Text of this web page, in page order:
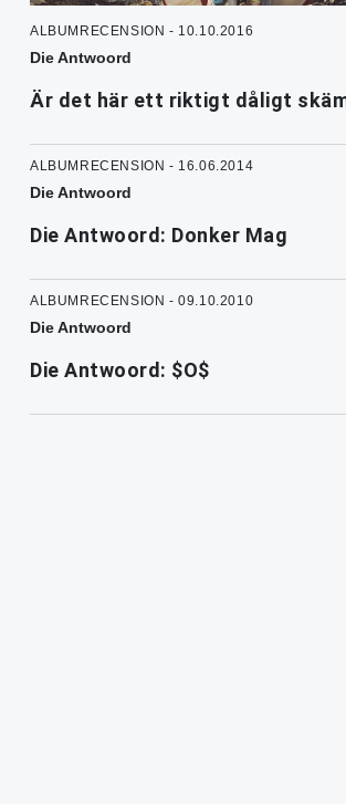
ALBUMRECENSION - 10.10.2016
Die Antwoord
Är det här ett riktigt dåligt
ALBUMRECENSION - 16.06.2014
Die Antwoord
Die Antwoord: Donker Mag
ALBUMRECENSION - 09.10.2010
Die Antwoord
Die Antwoord: $O$